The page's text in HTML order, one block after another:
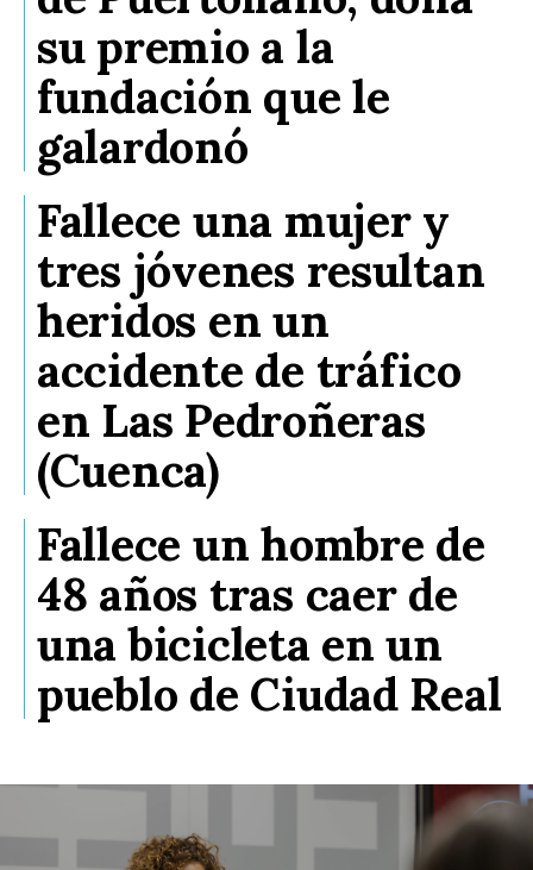
su premio a la
fundación que le
galardonó
Fallece una mujer y
tres jóvenes resultan
heridos en un
accidente de tráfico
en Las Pedroñeras
(Cuenca)
Fallece un hombre de
48 años tras caer de
una bicicleta en un
pueblo de Ciudad Real